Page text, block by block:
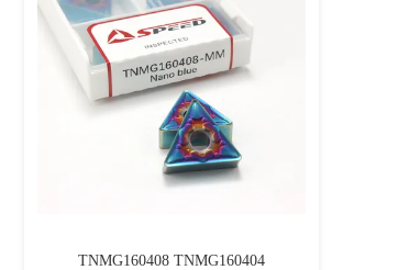
TNMG160408 TNMG160404